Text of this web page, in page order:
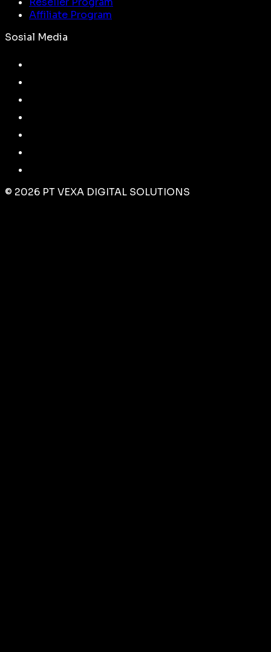
Affiliate Program
Sosial Media
© 2026 PT VEXA DIGITAL SOLUTIONS